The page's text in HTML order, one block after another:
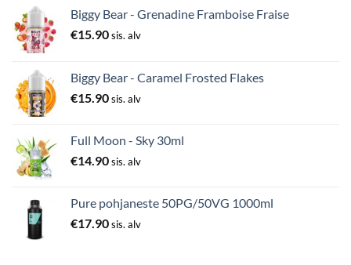
Biggy Bear - Grenadine Framboise Fraise
€15.90sis. alv
Biggy Bear - Caramel Frosted Flakes
€15.90sis. alv
Full Moon - Sky 30ml
€14.90sis. alv
Pure pohjaneste 50PG/50VG 1000ml
€17.90sis. alv